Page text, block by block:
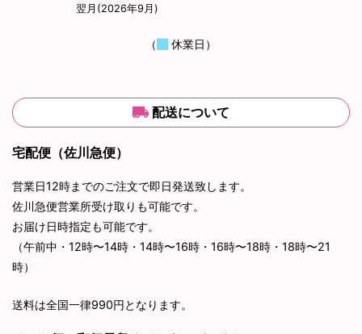
翌月(2026年9月)
（ 休業日）
配送について
宅配便（佐川急便）
営業日12時までのご注文で即日発送致します。
佐川急便営業所受け取りも可能です。
お届け日時指定も可能です。
（午前中・12時〜14時・14時〜16時・16時〜18時・18時〜21
時）
送料は全国一律990円となります。